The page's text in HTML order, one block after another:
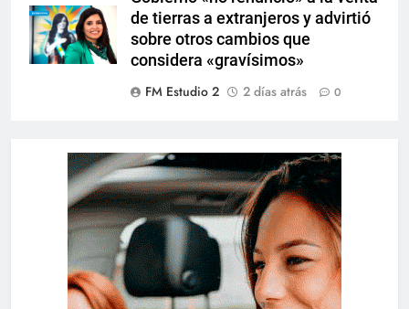
de tierras a extranjeros y advirtió
sobre otros cambios que
considera «gravísimos»
FM Estudio 2
2 días atrás 0